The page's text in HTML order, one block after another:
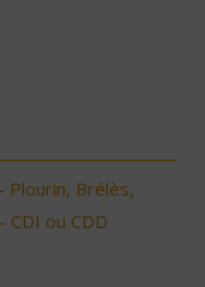
Plourin, Brélès,
CDI ou CDD